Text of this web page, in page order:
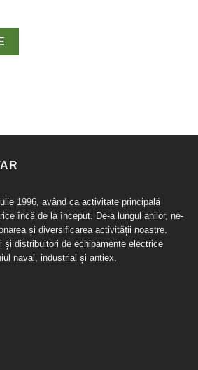
1996, având ca activitate principală
încă de la început. De-a lungul anilor, ne-
și diversificarea activității noastre.
și distribuitori de echipamente electrice
naval, industrial și antiex.